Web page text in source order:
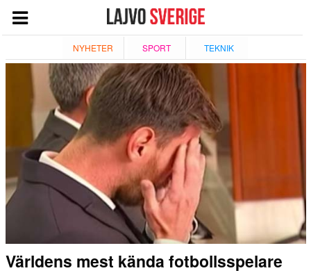
NYHETER SPORT TEKNIK
NYHETER
TEKNIK
ESPORT
QUIZ
GIVANDE
Världens mest kända fotbollsspelare